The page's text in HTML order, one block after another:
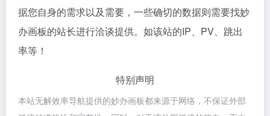
据您自身的需求以及需要，一些确切的数据则需要找妙
办画板的站长进行洽谈提供。如该站的IP、PV、跳出
率等！
特别声明
本站无解效率导航提供的妙办画板都来源于网络，不保证外部